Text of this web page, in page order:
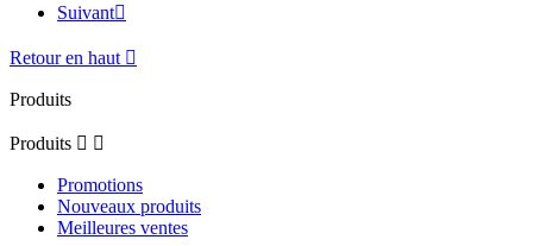
Suivant
Retour en haut 
Produits
Produits  
Promotions
Nouveaux produits
Meilleures ventes